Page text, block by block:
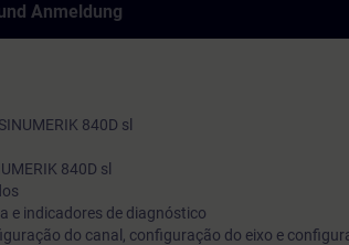
Anmeldung
840D sl
840D sl
e indicadores de diagnóstico
do canal, configuração do eixo e